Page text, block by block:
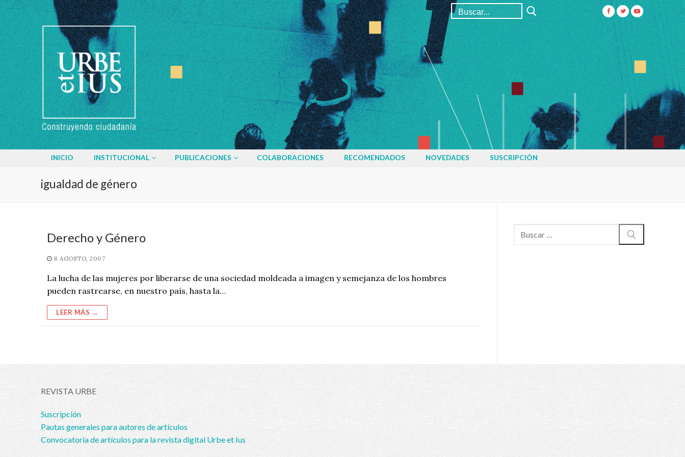
Buscar:
INICIO INSTITUCIONAL PUBLICACIONES COLABORACIONES RECOMENDADOS NOVEDADES SUSCRIPCIÓN
igualdad de género
Derecho y Género
8 AGOSTO, 2007
La lucha de las mujeres por liberarse de una sociedad moldeada a imagen y semejanza de los hombres
pueden rastrearse, en nuestro país, hasta la…
LEER MÁS →
Buscar:
REVISTA URBE
Suscripción
Pautas generales para autores de artículos
Convocatoria de artículos para la revista digital Urbe et Ius